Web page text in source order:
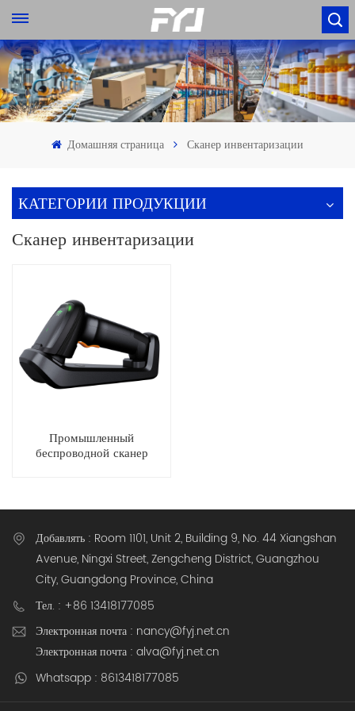
Домашняя страница Сканер инвентаризации
КАТЕГОРИИ ПРОДУКЦИИ
Сканер инвентаризации
Промышленный
беспроводной сканер
Добавлять : Room 1101, Unit 2, Building 9, No. 44 Xiangshan
Avenue, Ningxi Street, Zengcheng District, Guangzhou
City, Guangdong Province, China
Тел. : +86 13418177085
Электронная почта : nancy@fyj.net.cn
Электронная почта : alva@fyj.net.cn
Whatsapp : 8613418177085